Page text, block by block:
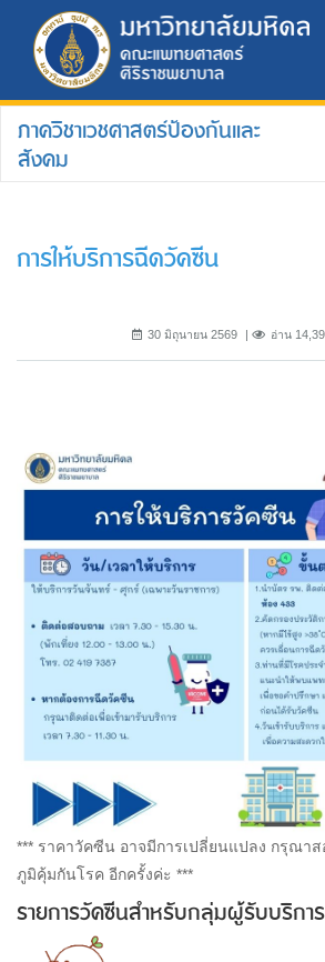
ภาควิชาเวชศาสตร์ป้องกันและ
สังคม
การให้บริการฉีดวัคซีน
30 มิถุนายน 2569 อ่าน
*** ราคาวัคซีน อาจมีการเปลี่ยนแปลง กรุณา
ภูมิคุ้มกันโรค อีกครั้งค่ะ ***
รายการวัคซีนสำหรับกลุ่มผู้รับบริกา